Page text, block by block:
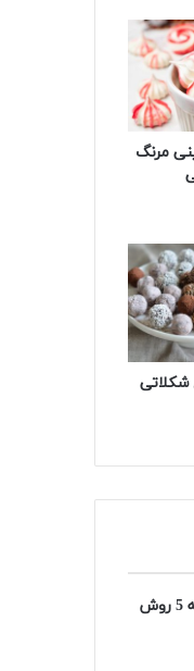
س
مرنگ
شکلاتی
گرفتن تلخی آبلیمو به 5 روش